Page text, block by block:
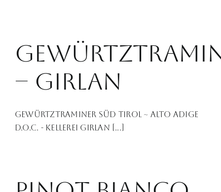
– girlan
Gewürtztraminer Süd Tirol ~ Alto Adige
D.O.C. - Kellerei Girlan [...]